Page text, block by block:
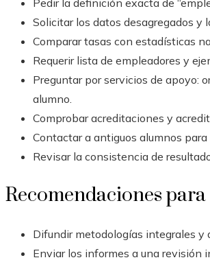
Pedir la definición exacta de
Solicitar los datos desagregados y
Comparar tasas con estadísticas
Requerir lista de empleadores y
Preguntar por servicios de apoyo:
alumno.
Comprobar acreditaciones y
Contactar a antiguos alumnos
Revisar la consistencia de
Recomendaciones
Difundir metodologías integrales y
Enviar los informes a una revisión